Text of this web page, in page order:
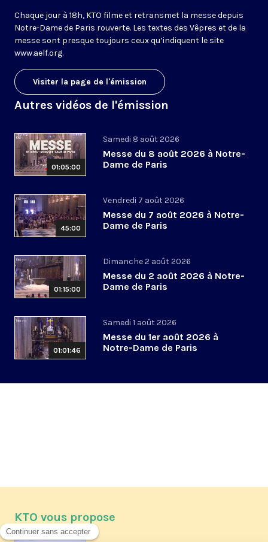
Chaque jour à 18h, KTO filme et retransmet la messe depuis
Notre-Dame de Paris rouverte. Les textes des Vêpres et de la
messe sont presque toujours ceux qu’indiquent le site
www.aelf.org.
Visiter la page de l'émission
Autres vidéos de l'émission
01:05:00
Samedi 8 août 2026
Messe du 8 août 2026 à Notre-
Dame de Paris
45:00
Vendredi 7 août 2026
Messe du 7 août 2026 à Notre-
Dame de Paris
01:15:00
Dimanche 2 août 2026
Messe du 2 août 2026 à Notre-
Dame de Paris
01:01:46
Samedi 1 août 2026
Messe du 1er août 2026 à
Notre-Dame de Paris
KTO vous propose